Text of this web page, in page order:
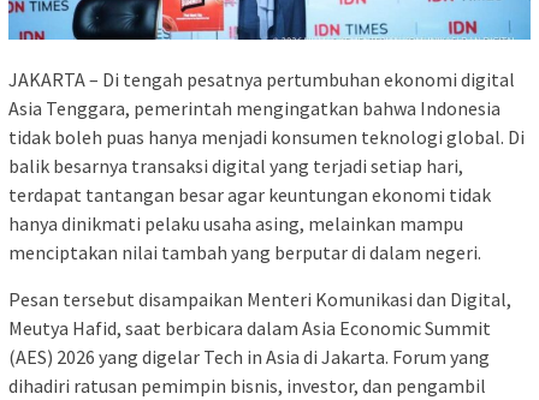
JAKARTA – Di tengah pesatnya pertumbuhan ekonomi digital
Asia Tenggara, pemerintah mengingatkan bahwa Indonesia
tidak boleh puas hanya menjadi konsumen teknologi global. Di
balik besarnya transaksi digital yang terjadi setiap hari,
terdapat tantangan besar agar keuntungan ekonomi tidak
hanya dinikmati pelaku usaha asing, melainkan mampu
menciptakan nilai tambah yang berputar di dalam negeri.
Pesan tersebut disampaikan Menteri Komunikasi dan Digital,
Meutya Hafid, saat berbicara dalam Asia Economic Summit
(AES) 2026 yang digelar Tech in Asia di Jakarta. Forum yang
dihadiri ratusan pemimpin bisnis, investor, dan pengambil